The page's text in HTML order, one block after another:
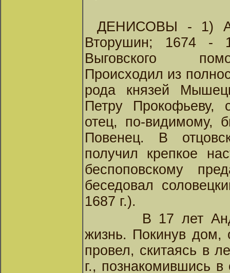
ДЕНИСОВЫ - 1)
Вторушин; 1674 -
Выговского
Происходил из
рода князей
Петру Прокофьеву,
отец, по-видимому,
Повенец. В
получил крепкое
беспоповскому
беседовал
1687 г.).
В 17 лет
жизнь. Покинув дом,
провел, скитаясь в
г., познакомившись